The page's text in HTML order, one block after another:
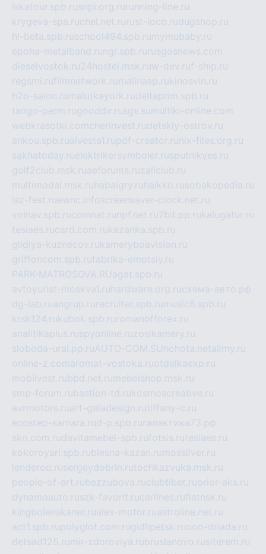
iskatour.spb.rusnpi.org.ru running-line.ru
krygeva-spa.ruchel.net.ru rust-loco.rudugshop.ru
hl-beta.spb.ruschool494.spb.ru mymubaby.ru
epoha-metalband.ru ngr.spb.ru rusgosnews.com
dieselvostok.ru24hostel.msk.ruw-dev.ruf-ship.ru
regsmi.rufilmnetwork.ru malinasp.rukinosvin.ru
h2o-salon.ru malutkayork.rudeltaprim.spb.ru
tango-perm.rugooddir.rusgv.su multiki-online.com
webkrasotki.comcherinvest.rudetskiy-ostrov.ru
ankou.spb.rualvesta1.rupdf-creator.ru nix-files.org.ru
sakhatoday.ruelektrikersymboler.rusputnikyes.ru
golf2club.msk.ruaeforums.ruzallclub.ru
multimodal.msk.ru habaigry.ru haikko.rusobakopedia.ru
isz-fest.ruewnc.infoscreensaver-clock.net.ru
volnav.spb.rucomnat.ru npf.net.ru7bit.pp.rukalugatur.ru
tesiaes.rucard.com.rukazanka.spb.ru
gildiya-kuznecov.rukameryboavision.ru
griffoncom.spb.rufabrika-emotsiy.ru
PARK-MATROSOVA.RUagat.spb.ru
avtoyurist-moskva1.ru hardware.org.ruсхема-авто.рф
dg-lab.ruangrup.ru recruiter.spb.ru music8.spb.ru
krsk124.rukubok.spb.ru romanofforex.ru
analitikaplus.ruspyonline.ruzosikamery.ru
sloboda-ural.pp.ruAUTO-COM.SU hohota.netalimy.ru
online-z.comaromat-vostoka.ruotdelkaexp.ru
mobilvest.rubbd.net.ru mebelshop.msk.ru
smp-forum.rubastion-td.rukosmoscreative.ru
avrmotors.ruart-galadesign.rutiffany-c.ru
ecostep-samara.rud-p.spb.ru галактика73.рф
sko.com.rudavitamebel-spb.rufotsis.rutesiaes.ru
kokoroyari.spb.rublesna-kazan.ru mossilver.ru
lenderoq.rusergeydobrin.rutochkazvuka.msk.ru
people-of-art.rubezzubova.ruclubtibet.ruorior-aks.ru
dynamoauto.ruszk-favorit.rucarlines.ruflatnsk.ru
kingbolenskaner.rualex-motor.ruastroline.net.ru
act1.spb.rupolyglot.com.rugidlipetsk.ruooo-driada.ru
detsad125.ru mir-zdoroviya.rubruslanovo.rusiterem.ru